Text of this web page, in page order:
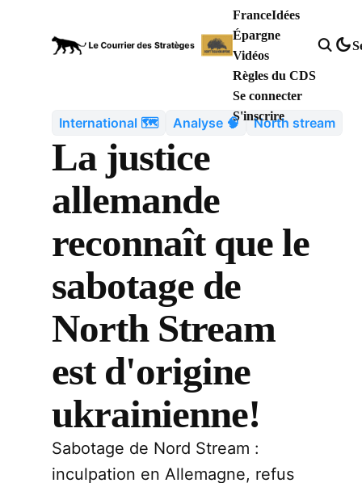
FranceIdées
Épargne
Vidéos
Règles du CDS
Se connecter
S'inscrire
International 🗺️ Analyse 🧠 North stream
La justice
allemande
reconnaît que le
sabotage de
North Stream
est d'origine
ukrainienne!
Sabotage de Nord Stream :
inculpation en Allemagne, refus